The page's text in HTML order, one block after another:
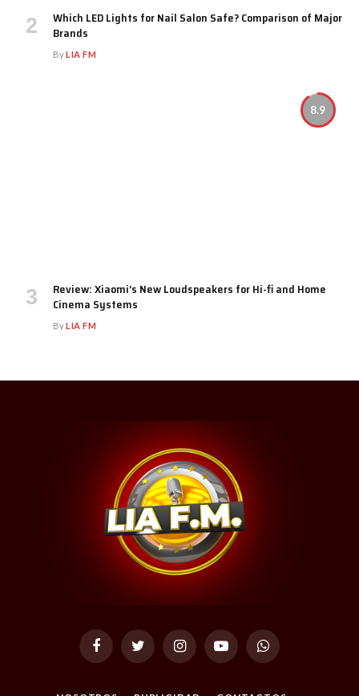
Which LED Lights for Nail Salon Safe? Comparison of Major
Brands
ByLIA FM
8.9
Review: Xiaomi’s New Loudspeakers for Hi-fi and Home
Cinema Systems
ByLIA FM
FacebookTwitter InstagramYouTubeWhatsApp